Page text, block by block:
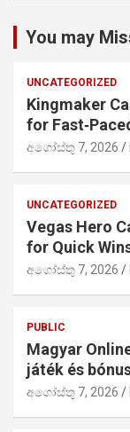
You may
UNCATEGORIZED
Kingmaker
for
අගෝස්තු 7, 2026
UNCATEGORIZED
Vegas Hero
for Quick
අගෝස්තු 7, 2026
PUBLIC
Magyar
játék és
අගෝස්තු 7, 2026